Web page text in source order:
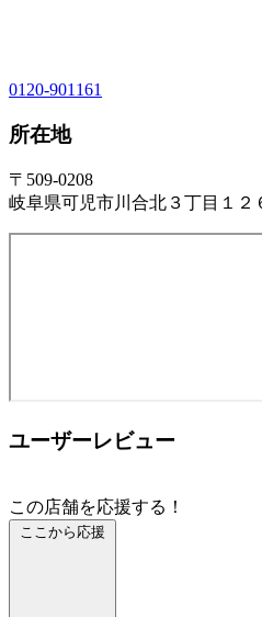
0120-901161
所在地
〒509-0208
岐阜県可児市川合北３丁目１２
ユーザーレビュー
この店舗を応援する！
ここから応援